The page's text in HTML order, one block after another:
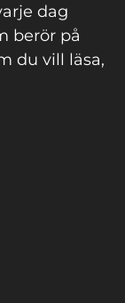
dag
berör på
du vill läsa,